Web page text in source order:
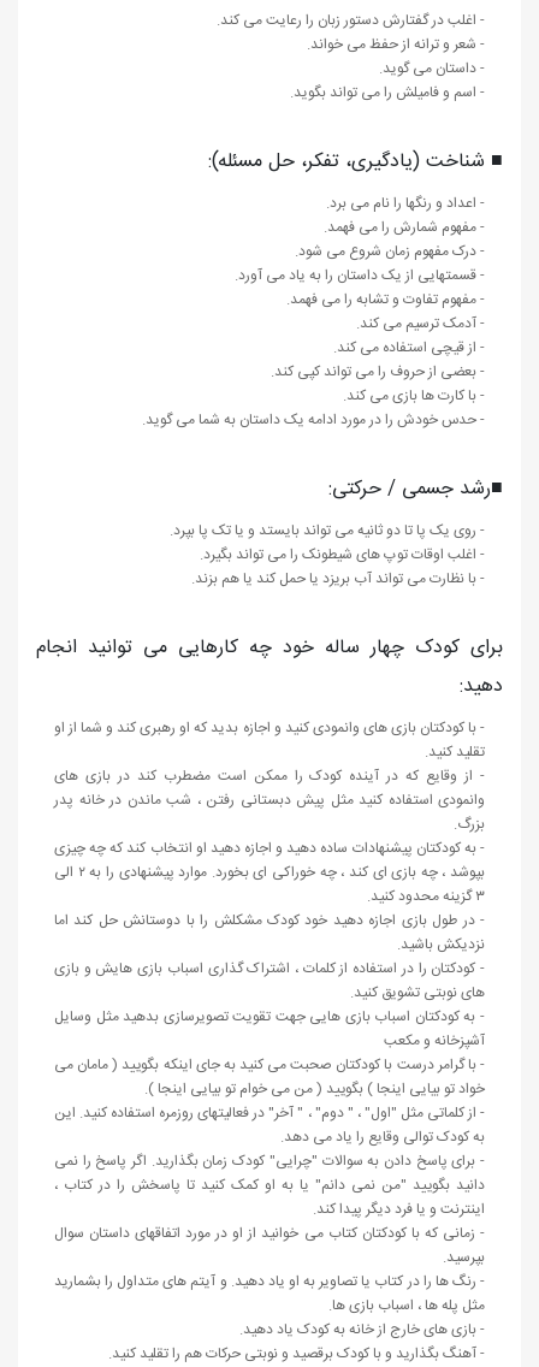
- اغلب در گفتارش دستور زبان را رعایت می کند.
- شعر و ترانه از حفظ می خواند.
- داستان می گوید.
- اسم و فامیلش را می تواند بگوید.
■ شناخت (یادگیری، تفکر، حل مسئله):
- اعداد و رنگها را نام می برد.
- مفهوم شمارش را می فهمد.
- درک مفهوم زمان شروع می شود.
- قسمتهایی از یک داستان را به یاد می آورد.
- مفهوم تفاوت و تشابه را می فهمد.
- آدمک ترسیم می کند.
- از قیچی استفاده می کند.
- بعضی از حروف را می تواند کپی کند.
- با کارت ها بازی می کند.
- حدس خودش را در مورد ادامه یک داستان به شما می گوید.
■رشد جسمی / حرکتی:
- روی یک پا تا دو ثانیه می تواند بایستد و یا تک پا بپرد.
- اغلب اوقات توپ های شیطونک را می تواند بگیرد.
- با نظارت می تواند آب بریزد یا حمل کند یا هم بزند.
برای کودک چهار ساله خود چه کارهایی می توانید انجام
دهید:
- با کودکتان بازی های وانمودی کنید و اجازه بدید که او رهبری کند و شما از او
تقلید کنید.
- از وقایع که در آینده کودک را ممکن است مضطرب کند در بازی های
وانمودی استفاده کنید مثل پیش دبستانی رفتن ، شب ماندن در خانه پدر
بزرگ.
- به کودکتان پیشنهادات ساده دهید و اجازه دهید او انتخاب کند که چه چیزی
بپوشد ، چه بازی ای کند ، چه خوراکی ای بخورد. موارد پیشنهادی را به ۲ الی
۳ گزینه محدود کنید.
- در طول بازی اجازه دهید خود کودک مشکلش را با دوستانش حل کند اما
نزدیکش باشید.
- کودکتان را در استفاده از کلمات ، اشتراک گذاری اسباب بازی هایش و بازی
های نوبتی تشویق کنید.
- به کودکتان اسباب بازی هایی جهت تقویت تصویرسازی بدهید مثل وسایل
آشپزخانه و مکعب
- با گرامر درست با کودکتان صحبت می کنید به جای اینکه بگویید ( مامان می
خواد تو بیایی اینجا ) بگویید ( من می خوام تو بیایی اینجا ).
- از کلماتی مثل "اول" ، " دوم" ، " آخر" در فعالیتهای روزمره استفاده کنید. این
به کودک توالی وقایع را یاد می دهد.
- برای پاسخ دادن به سوالات "چرایی" کودک زمان بگذارید. اگر پاسخ را نمی
دانید بگویید "من نمی دانم" یا به او کمک کنید تا پاسخش را در کتاب ،
اینترنت و یا فرد دیگر پیدا کند.
- زمانی که با کودکتان کتاب می خوانید از او در مورد اتفاقهای داستان سوال
بپرسید.
- رنگ ها را در کتاب یا تصاویر به او یاد دهید. و آیتم های متداول را بشمارید
مثل پله ها ، اسباب بازی ها.
- بازی های خارج از خانه به کودک یاد دهید.
- آهنگ بگذارید و با کودک برقصید و نوبتی حرکات هم را تقلید کنید.